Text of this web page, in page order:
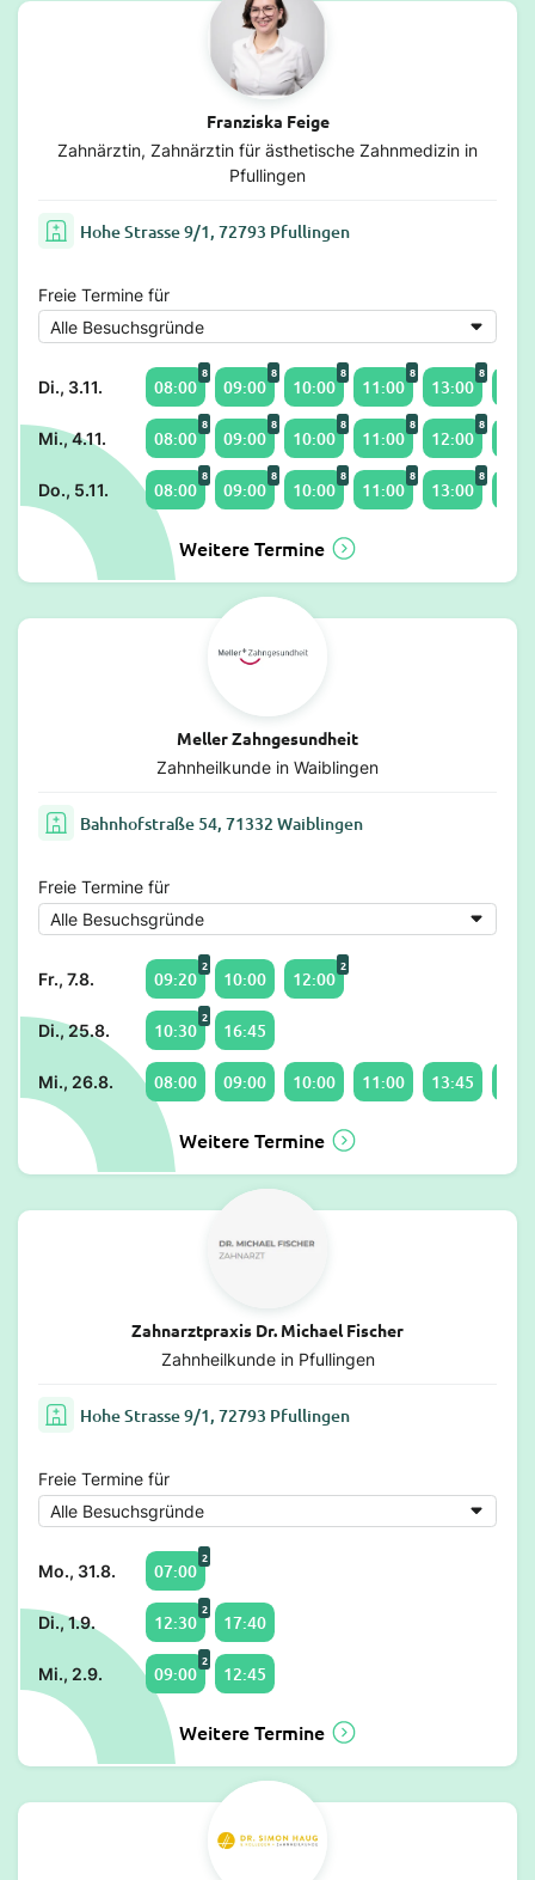
Franziska Feige
Zahnärztin, Zahnärztin für ästhetische Zahnmedizin in
Pfullingen
Hohe Strasse 9/1, 72793 Pfullingen
Freie Termine für
Di., 3.11. 08:00
8
09:00
8
10:00
8
11:00
8
13:00
8
Mi., 4.11. 08:00
8
09:00
8
10:00
8
11:00
8
12:00
8
Do., 5.11. 08:00
8
09:00
8
10:00
8
11:00
8
13:00
8
Weitere Termine
Meller Zahngesundheit
Zahnheilkunde in Waiblingen
Bahnhofstraße 54, 71332 Waiblingen
Freie Termine für
Fr., 7.8. 09:20
2
10:00 12:00
2
Di., 25.8. 10:30
2
16:45
Mi., 26.8. 08:00 09:00 10:00 11:00 13:45
Weitere Termine
Zahnarztpraxis Dr. Michael Fischer
Zahnheilkunde in Pfullingen
Hohe Strasse 9/1, 72793 Pfullingen
Freie Termine für
Mo., 31.8. 07:00
2
Di., 1.9. 12:30
2
17:40
Mi., 2.9. 09:00
2
12:45
Weitere Termine